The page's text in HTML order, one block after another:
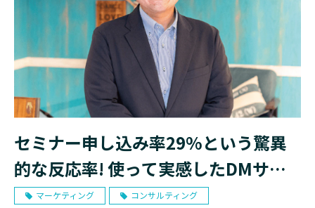
セミナー申し込み率29%という驚異
的な反応率! 使って実感したDMサー
ビスのクオリティ
マーケティング コンサルティング